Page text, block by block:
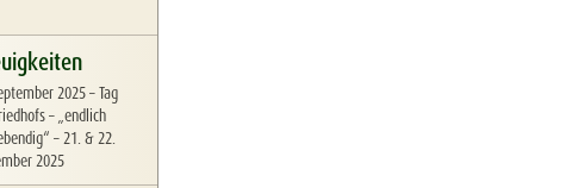
2025–Tag
– „endlich
– 21. & 22.
2025